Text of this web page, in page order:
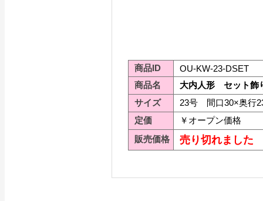
商品ID
OU-KW-23-DSET
商品名
大内人形 セット
サイズ
23号 間口30×奥行
定価
￥オープン価格
販売価格
売り切れました